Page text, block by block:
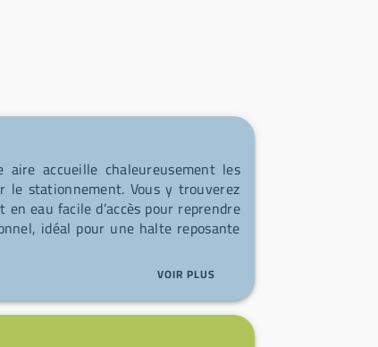
accueille chaleureusement les
le stationnement. Vous y trouverez
eau facile d’accès pour reprendre
idéal pour une halte reposante
VOIR PLUS